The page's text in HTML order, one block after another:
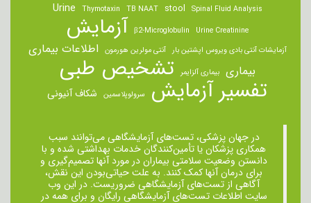
Spinal Fluid Analysis
stool
TB NAAT
Thymotaxin
Urine
Urine Creatinine
β2-Microglobulin آزمایش
آزمایشات آنتی بادی ویروس اپشتین بار آنتی مولرین هورمون اطلاعات بیماری
بیماری بیماری آلزایمر تشخیص طبی
تفسیر آزمایش سرولوپلاسمین شکاف آنیونی
در جهان پزشکی، تست‌های آزمایشگاهی می‌توانند سبب
همکاری پزشکان یا تأمین‌کنندگان خدمات بهداشتی شده و با
دانستن وضعیت سلامتی بیماران در مورد آنها تصمیم‌گیری و
برای درمان ‌آنها کمک کنند. به علت حیاتی‌بودن این نقش،
آگاهی از تست‌های آزمایشگاهی ضروریست. در این وب
سایت اطلاعات تست‌های آزمایشگاهی رایگان و برای همه در